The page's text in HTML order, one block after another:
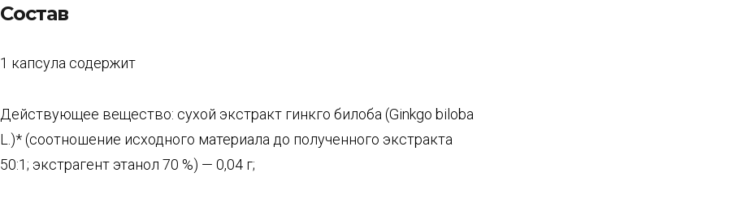
Состав
1 капсула содержит
Действующее вещество: сухой экстракт гинкго билоба (Ginkgo biloba
L.)* (соотношение исходного материала до полученного экстракта
50:1; экстрагент этанол 70 %) — 0,04 г;